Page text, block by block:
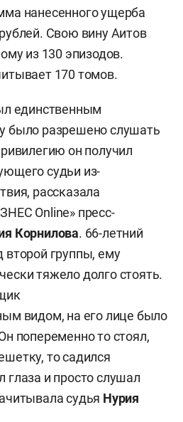
нанесенного ущерба
Свою вину Аитов
из 130 эпизодов.
170 томов.
единственным
было разрешено слушать
он получил
судьи из-
рассказала
Online» пресс-
Корнилова. 66-летний
второй группы, ему
тяжело долго стоять.
видом, на его лице было
попеременно то стоял,
то садился
и просто слушал
судья Нурия